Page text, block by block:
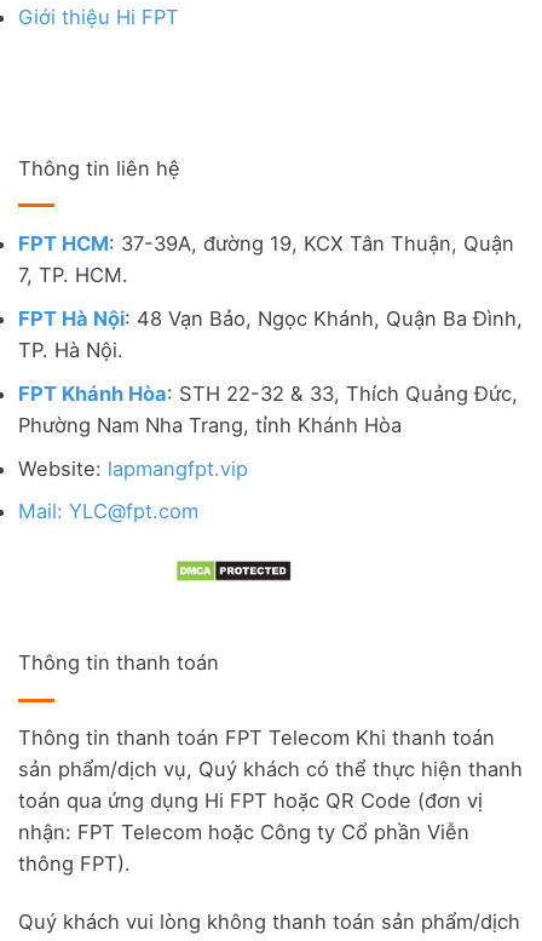
Giới thiệu Hi FPT
Thông tin liên hệ
FPT HCM: 37-39A, đường 19, KCX Tân Thuận, Quận
7, TP. HCM.
FPT Hà Nội: 48 Vạn Bảo, Ngọc Khánh, Quận Ba Đình,
TP. Hà Nội.
FPT Khánh Hòa: STH 22-32 & 33, Thích Quảng Đức,
Phường Nam Nha Trang, tỉnh Khánh Hòa
Website: lapmangfpt.vip
Mail: YLC@fpt.com
Thông tin thanh toán
Thông tin thanh toán FPT Telecom Khi thanh toán
sản phẩm/dịch vụ, Quý khách có thể thực hiện thanh
toán qua ứng dụng Hi FPT hoặc QR Code (đơn vị
nhận: FPT Telecom hoặc Công ty Cổ phần Viễn
thông FPT).
Quý khách vui lòng không thanh toán sản phẩm/dịch